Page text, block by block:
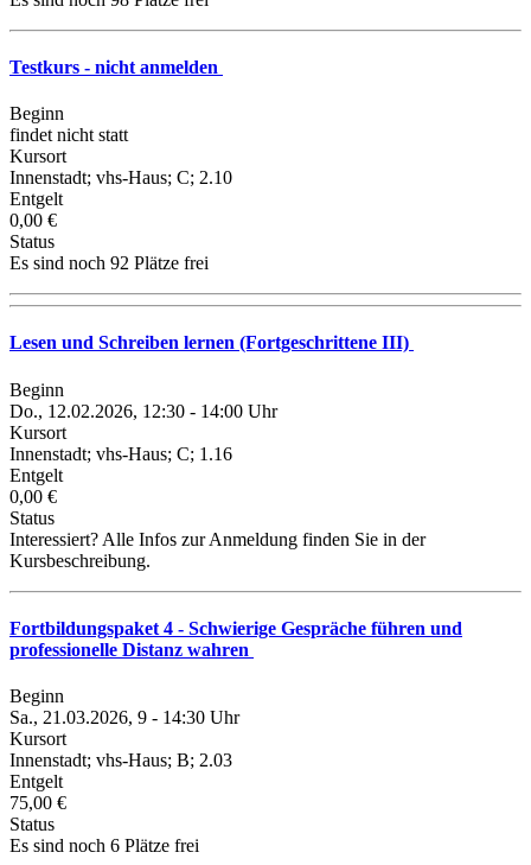
Testkurs - nicht anmelden
Beginn
findet nicht statt
Kursort
Innenstadt; vhs-Haus; C; 2.10
Entgelt
0,00 €
Status
Es sind noch 92 Plätze frei
Lesen und Schreiben lernen (Fortgeschrittene III)
Beginn
Do., 12.02.2026, 12:30 - 14:00 Uhr
Kursort
Innenstadt; vhs-Haus; C; 1.16
Entgelt
0,00 €
Status
Interessiert? Alle Infos zur Anmeldung finden Sie in der
Kursbeschreibung.
Fortbildungspaket 4 - Schwierige Gespräche führen und
professionelle Distanz wahren
Beginn
Sa., 21.03.2026, 9 - 14:30 Uhr
Kursort
Innenstadt; vhs-Haus; B; 2.03
Entgelt
75,00 €
Status
Es sind noch 6 Plätze frei